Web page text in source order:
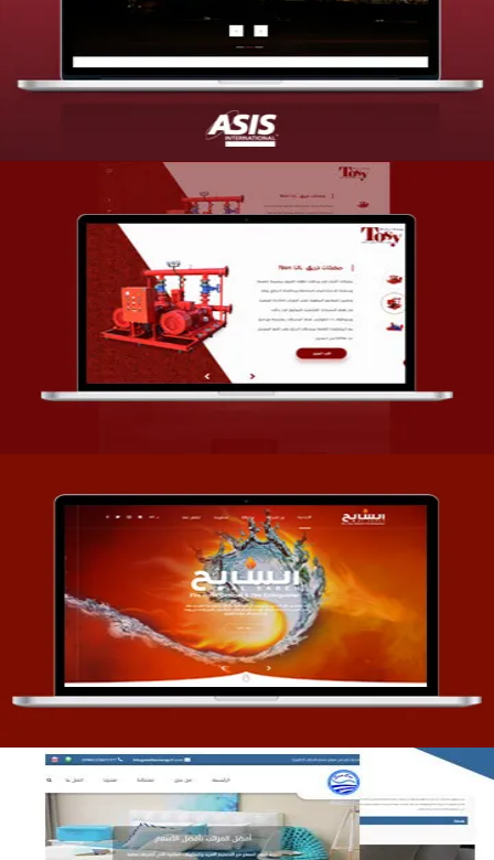
التفاصيل
تصميم شركة قمة الأنظمة TOSY
التفاصيل
تصميم موقع السابح للصناعات المعدنية
التفاصيل